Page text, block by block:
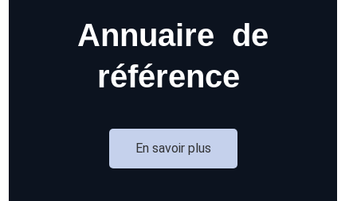
Annuaire de
référence
En savoir plus